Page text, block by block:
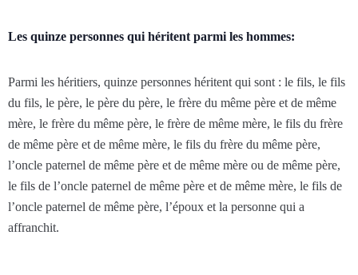
Les quinze personnes qui héritent parmi les hommes:
Parmi les héritiers, quinze personnes héritent qui sont : le fils, le fils
du fils, le père, le père du père, le frère du même père et de même
mère, le frère du même père, le frère de même mère, le fils du frère
de même père et de même mère, le fils du frère du même père,
l’oncle paternel de même père et de même mère ou de même père,
le fils de l’oncle paternel de même père et de même mère, le fils de
l’oncle paternel de même père, l’époux et la personne qui a
affranchit.